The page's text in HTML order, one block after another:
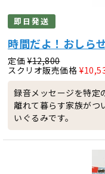
即日発送
時間だよ！おしら
定価 ¥12,800
スクリオ販売価格 ¥
録音メッセージを特定
離れて暮らす家族がつ
いぐるみです。